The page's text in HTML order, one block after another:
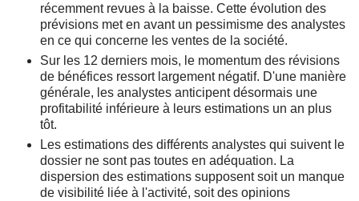
récemment revues à la baisse. Cette évolution des
prévisions met en avant un pessimisme des analystes
en ce qui concerne les ventes de la société.
Sur les 12 derniers mois, le momentum des révisions
de bénéfices ressort largement négatif. D'une manière
générale, les analystes anticipent désormais une
profitabilité inférieure à leurs estimations un an plus
tôt.
Les estimations des différents analystes qui suivent le
dossier ne sont pas toutes en adéquation. La
dispersion des estimations supposent soit un manque
de visibilité liée à l'activité, soit des opinions